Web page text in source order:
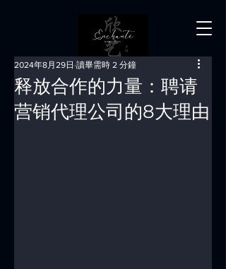
释放合作的力量：聘请
营销代理公司的8大理由
2024年8月29日 讀畢需時 2 分鐘